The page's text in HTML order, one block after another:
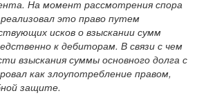
На момент рассмотрения спора
это право путем
исков о взыскании сумм
к дебиторам. В связи с чем
взыскания суммы основного долга с
как злоупотребление правом,
защите.